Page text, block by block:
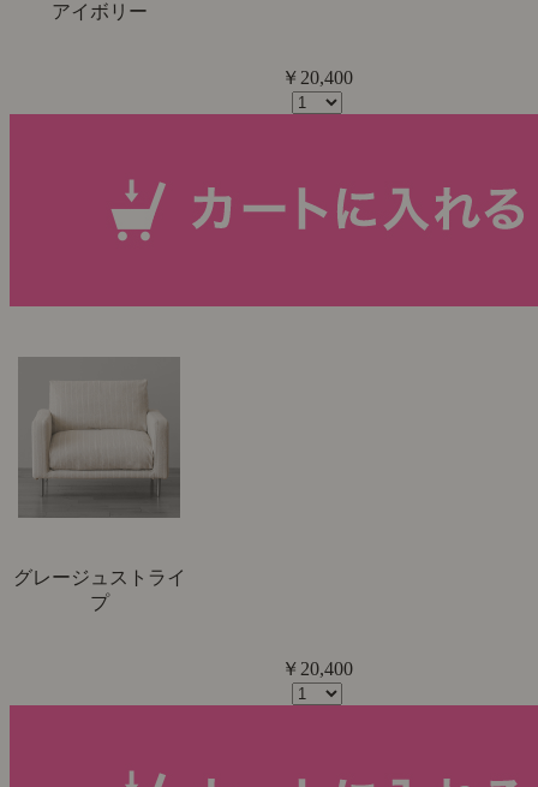
アイボリー
￥20,400
グレージュストライ
プ
￥20,400